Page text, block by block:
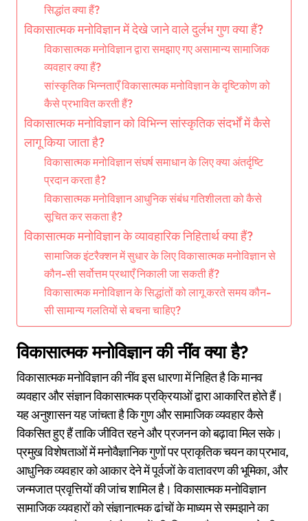
सिद्धांत क्या हैं?
विकासात्मक मनोविज्ञान में देखे जाने वाले दुर्लभ गुण क्या हैं?
विकासात्मक मनोविज्ञान द्वारा समझाए गए असामान्य सामाजिक
व्यवहार क्या हैं?
सांस्कृतिक भिन्नताएँ विकासात्मक मनोविज्ञान के दृष्टिकोण को
कैसे प्रभावित करती हैं?
विकासात्मक मनोविज्ञान को विभिन्न सांस्कृतिक संदर्भों में कैसे
लागू किया जाता है?
विकासात्मक मनोविज्ञान संघर्ष समाधान के लिए क्या अंतर्दृष्टि
प्रदान करता है?
विकासात्मक मनोविज्ञान आधुनिक संबंध गतिशीलता को कैसे
सूचित कर सकता है?
विकासात्मक मनोविज्ञान के व्यावहारिक निहितार्थ क्या हैं?
सामाजिक इंटरैक्शन में सुधार के लिए विकासात्मक मनोविज्ञान से
कौन-सी सर्वोत्तम प्रथाएँ निकाली जा सकती हैं?
विकासात्मक मनोविज्ञान के सिद्धांतों को लागू करते समय कौन-
सी सामान्य गलतियों से बचना चाहिए?
विकासात्मक मनोविज्ञान की नींव क्या है?
विकासात्मक मनोविज्ञान की नींव इस धारणा में निहित है कि मानव
व्यवहार और संज्ञान विकासात्मक प्रक्रियाओं द्वारा आकारित होते हैं।
यह अनुशासन यह जांचता है कि गुण और सामाजिक व्यवहार कैसे
विकसित हुए हैं ताकि जीवित रहने और प्रजनन को बढ़ावा मिल सके।
प्रमुख विशेषताओं में मनोवैज्ञानिक गुणों पर प्राकृतिक चयन का प्रभाव,
आधुनिक व्यवहार को आकार देने में पूर्वजों के वातावरण की भूमिका, और
जन्मजात प्रवृत्तियों की जांच शामिल है। विकासात्मक मनोविज्ञान
सामाजिक व्यवहारों को संज्ञानात्मक ढांचों के माध्यम से समझाने का